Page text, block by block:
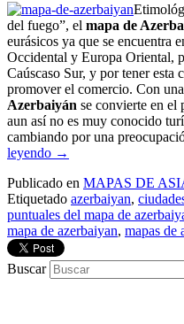
del fuego”, el mapa de
eurásicos ya que se encuentra
Occidental y Europa Oriental,
Caúscaso Sur, y por tener esta
promover el comercio. Con
Azerbaiyán se convierte en el
aun así no es muy conocido
cambiando por una
leyendo →
Publicado en MAPAS DE
Etiquetado azerbaiyan,
puntuales del mapa de
mapa de azerbaiyan, mapas de
Buscar